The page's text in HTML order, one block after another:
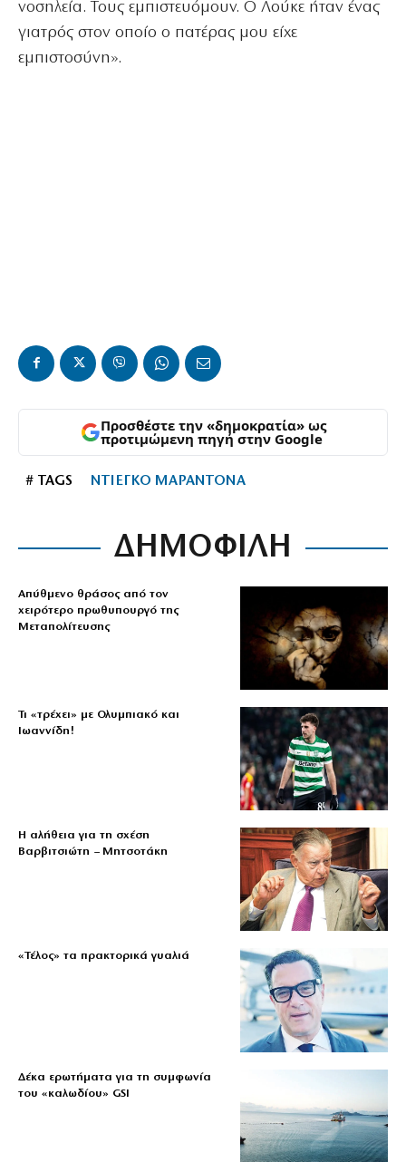
νοσηλεία. Τους εμπιστευόμουν. Ο Λούκε ήταν ένας
γιατρός στον οποίο ο πατέρας μου είχε
εμπιστοσύνη».
Προσθέστε την «δημοκρατία» ως
προτιμώμενη πηγή στην Google
# TAGS ΝΤΙΕΓΚΟ ΜΑΡΑΝΤΟΝΑ
ΔΗΜΟΦΙΛΗ
Απύθμενο θράσος από τον
χειρότερο πρωθυπουργό της
Μεταπολίτευσης
Τι «τρέχει» με Ολυμπιακό και
Ιωαννίδη!
Η αλήθεια για τη σχέση
Βαρβιτσιώτη – Μητσοτάκη
«Τέλος» τα πρακτορικά γυαλιά
Δέκα ερωτήματα για τη συμφωνία
του «καλωδίου» GSI